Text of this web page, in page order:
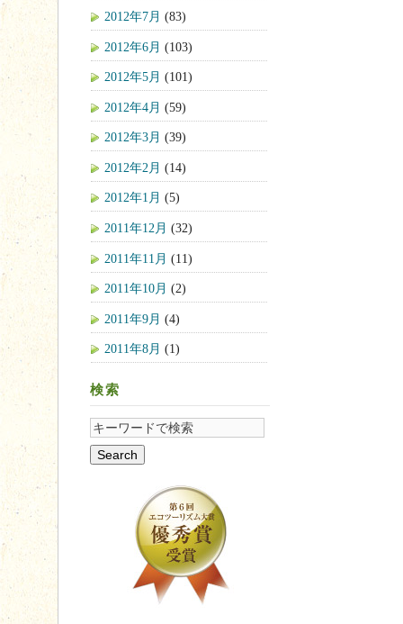
2012年7月 (83)
2012年6月 (103)
2012年5月 (101)
2012年4月 (59)
2012年3月 (39)
2012年2月 (14)
2012年1月 (5)
2011年12月 (32)
2011年11月 (11)
2011年10月 (2)
2011年9月 (4)
2011年8月 (1)
検索